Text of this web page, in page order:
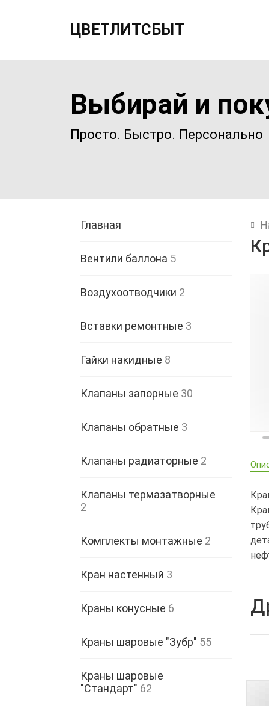
ЦВЕТЛИТСБЫТ
Выбирай и
Просто. Быстро. Персонально
Главная
Вентили баллона 5
Воздухоотводчики 2
Вставки ремонтные 3
Гайки накидные 8
Клапаны запорные 30
Клапаны обратные 3
Клапаны радиаторные 2
Клапаны термазатворные
2
Комплекты монтажные 2
Кран настенный 3
Краны конусные 6
Краны шаровые "Зубр" 55
Краны шаровые
"Стандарт" 62